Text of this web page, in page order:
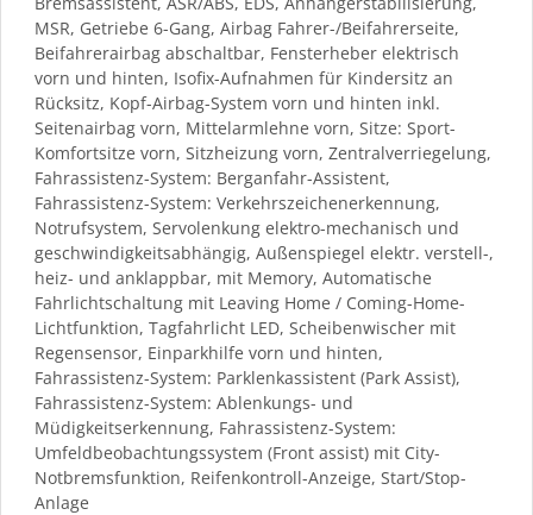
MSR, Getriebe 6-Gang, Airbag Fahrer-/Beifahrerseite,
Beifahrerairbag abschaltbar, Fensterheber elektrisch
vorn und hinten, Isofix-Aufnahmen für Kindersitz an
Rücksitz, Kopf-Airbag-System vorn und hinten inkl.
Seitenairbag vorn, Mittelarmlehne vorn, Sitze: Sport-
Komfortsitze vorn, Sitzheizung vorn, Zentralverriegelung,
Fahrassistenz-System: Berganfahr-Assistent,
Fahrassistenz-System: Verkehrszeichenerkennung,
Notrufsystem, Servolenkung elektro-mechanisch und
geschwindigkeitsabhängig, Außenspiegel elektr. verstell-,
heiz- und anklappbar, mit Memory, Automatische
Fahrlichtschaltung mit Leaving Home / Coming-Home-
Lichtfunktion, Tagfahrlicht LED, Scheibenwischer mit
Regensensor, Einparkhilfe vorn und hinten,
Fahrassistenz-System: Parklenkassistent (Park Assist),
Fahrassistenz-System: Ablenkungs- und
Müdigkeitserkennung, Fahrassistenz-System:
Umfeldbeobachtungssystem (Front assist) mit City-
Notbremsfunktion, Reifenkontroll-Anzeige, Start/Stop-
Anlage